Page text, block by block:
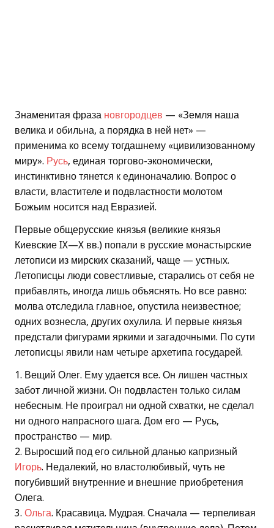
Знаменитая фраза новгородцев — «Земля наша
велика и обильна, а порядка в ней нет» —
применима ко всему тогдашнему «цивилизованному
миру». Русь, единая торгово-экономически,
инстинктивно тянется к единоначалию. Вопрос о
власти, властителе и подвластности молотом
Божьим носится над Евразией.
Первые общерусские князья (великие князья
Киевские IX—X вв.) попали в русские монастырские
летописи из мирских сказаний, чаще — устных.
Летописцы люди совестливые, старались от себя не
прибавлять, иногда лишь объяснять. Но все равно:
молва отследила главное, опустила неизвестное;
одних вознесла, других охулила. И первые князья
предстали фигурами яркими и загадочными. По сути
летописцы явили нам четыре архетипа государей.
1. Вещий Олег. Ему удается все. Он лишен частных
забот личной жизни. Он подвластен только силам
небесным. Не проиграл ни одной схватки, не сделал
ни одного напрасного шага. Дом его — Русь,
пространство — мир.
2. Выросший под его сильной дланью капризный
Игорь. Недалекий, но властолюбивый, чуть не
погубивший внутренние и внешние приобретения
Олега.
3. Ольга. Красавица. Мудрая. Сначала — терпеливая